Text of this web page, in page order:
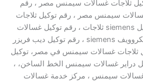
ثلاجات غسالات سيمنس مصر ، رقم
سيمنس مصر ، رقم توكيل ثلاجات
غسالات سيمنس ، وكيل siemens ثلاجات ، رقم توكيل غسالات
سيمنس ، رقم توكيل ميكروويف siemens ، رقم توكيل ديب فريزر
ثلاجات غسالات سيمنس في مصر، توكيل
دراير غسالات سيمنس الخط الساخن، ،
غسالات سيمنس ، مركز خدمة غسالات